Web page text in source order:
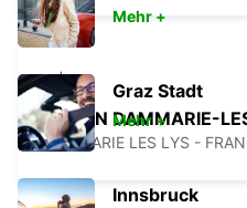
MELUN DAMMARIE-
DAMMARIE LES LYS -
Mehr +
Graz Stadt
Mehr +
Innsbruck